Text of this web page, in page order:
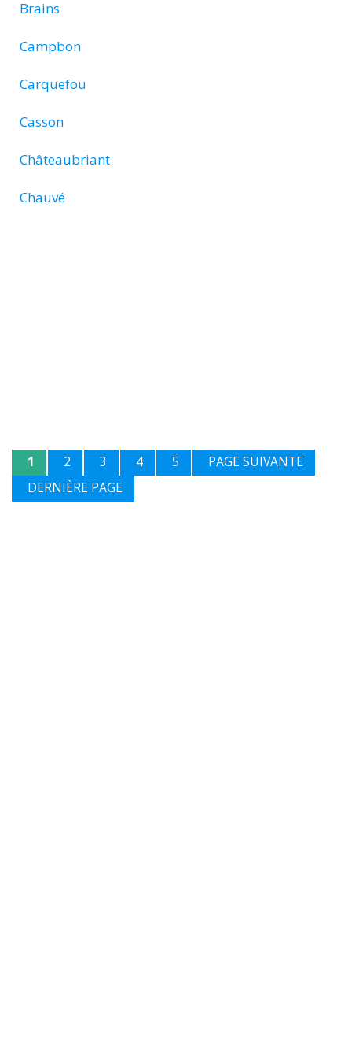
Brains
Campbon
Carquefou
Casson
Châteaubriant
Chauvé
1 2 3 4 5
PAGE SUIVANTE
DERNIÈRE PAGE